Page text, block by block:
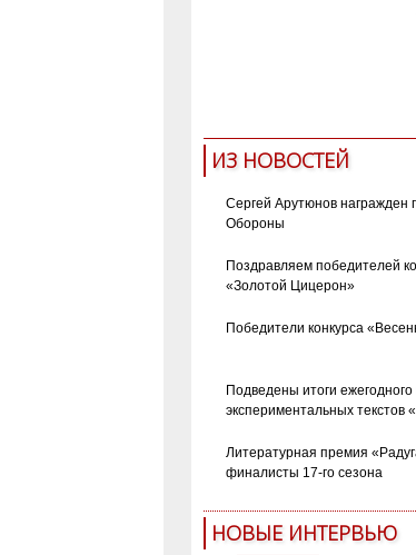
ИЗ НОВОСТЕЙ
Сергей Арутюнов награжден
Обороны
Поздравляем победителей
«Золотой Цицерон»
Победители конкурса
Подведены итоги ежегодного
экспериментальных текстов
Литературная премия
финалисты 17-го сезона
НОВЫЕ ИНТЕРВЬЮ